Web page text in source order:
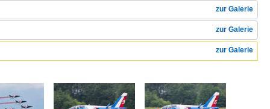
zur Galerie
zur Galerie
zur Galerie